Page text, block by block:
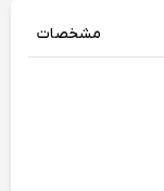
مشخصات